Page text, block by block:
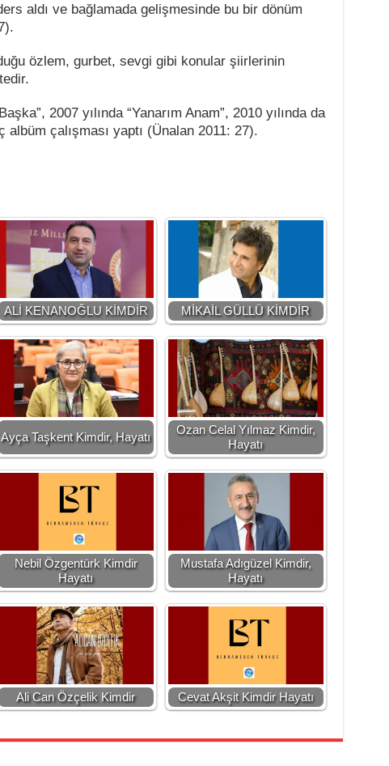
aldı ve bağlamada gelişmesinde bu bir dönüm
özlem, gurbet, sevgi gibi konular şiirlerinin
2007 yılında “Yanarım Anam”, 2010 yılında da
albüm çalışması yaptı (Ünalan 2011: 27).
ALİ KENANOĞLU KİMDİR MİKAİL GÜLLÜ KİMDİR
Ayça Taşkent Kimdir, Hayatı
Ozan Celal Yılmaz Kimdir,
Hayatı
Nebil Özgentürk Kimdir
Hayatı
Mustafa Adıgüzel Kimdir,
Hayatı
Ali Can Özçelik Kimdir Cevat Akşit Kimdir Hayatı